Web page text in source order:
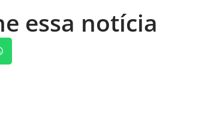
essa notícia